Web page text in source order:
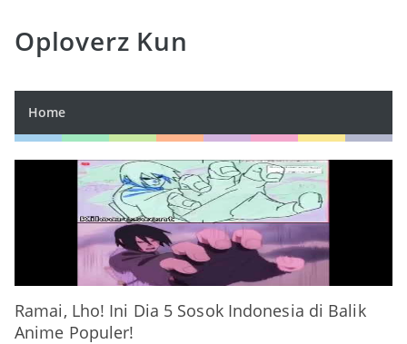
Oploverz Kun
Home
Ramai, Lho! Ini Dia 5 Sosok Indonesia di Balik
Anime Populer!